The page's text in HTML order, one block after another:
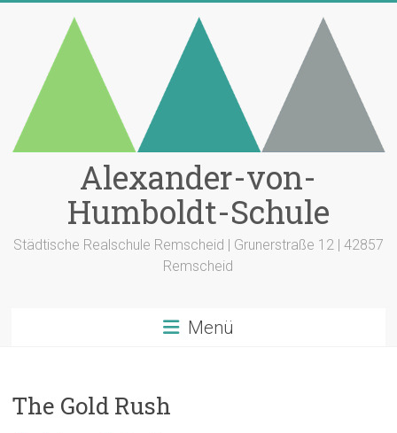
Alexander-von-
Humboldt-Schule
Städtische Realschule Remscheid | Grunerstraße 12 | 42857
Remscheid
Menü
The Gold Rush